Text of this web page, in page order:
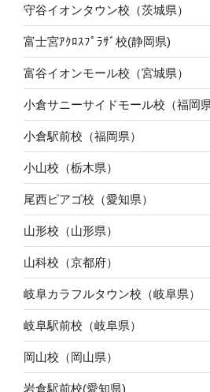
守谷イオンタウン校（茨城県）
富士宮ｱｸﾛｽﾌﾟﾗｻﾞ校(静岡県)
富谷イオンモール校（宮城県）
小倉サニーサイドモール校（福岡県
小倉駅前校（福岡県）
小山校（栃木県）
尾西ピアゴ校（愛知県）
山形校（山形県）
山科校（京都府）
岐阜カラフルタウン校（岐阜県）
岐阜駅前校（岐阜県）
岡山校（岡山県）
岩倉駅前校(愛知県)